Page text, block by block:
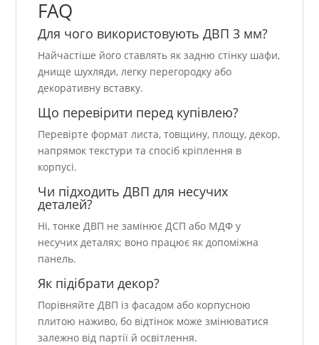
FAQ
Для чого використовують ДВП 3 мм?
Найчастіше його ставлять як задню стінку шафи,
днище шухляди, легку перегородку або
декоративну вставку.
Що перевірити перед купівлею?
Перевірте формат листа, товщину, площу, декор,
напрямок текстури та спосіб кріплення в
корпусі.
Чи підходить ДВП для несучих
деталей?
Ні, тонке ДВП не замінює ДСП або МДФ у
несучих деталях; воно працює як допоміжна
панель.
Як підібрати декор?
Порівняйте ДВП із фасадом або корпусною
плитою наживо, бо відтінок може змінюватися
залежно від партії й освітлення.